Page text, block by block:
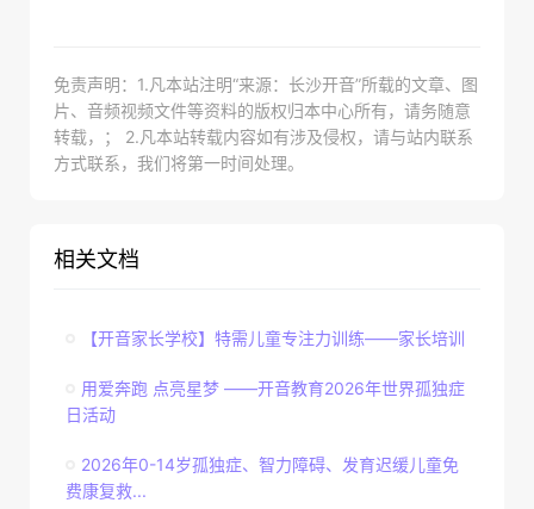
免责声明：1.凡本站注明“来源：长沙开音”所载的文章、图
片、音频视频文件等资料的版权归本中心所有，请务随意
转载，； 2.凡本站转载内容如有涉及侵权，请与站内联系
方式联系，我们将第一时间处理。
相关文档
【开音家长学校】特需儿童专注力训练——家长培训
用爱奔跑 点亮星梦 ——开音教育2026年世界孤独症
日活动
2026年0-14岁孤独症、智力障碍、发育迟缓儿童免
费康复救...